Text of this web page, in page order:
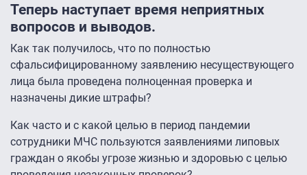
Теперь наступает время неприятных
вопросов и выводов.
Как так получилось, что по полностью
сфальсифицированному заявлению несуществующего
лица была проведена полноценная проверка и
назначены дикие штрафы?
Как часто и с какой целью в период пандемии
сотрудники МЧС пользуются заявлениями липовых
граждан о якобы угрозе жизнью и здоровью с целью